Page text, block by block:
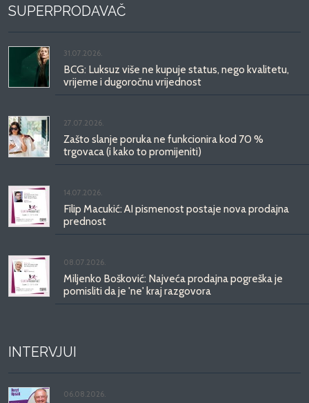
SUPERPRODAVAČ
31.07.2026.
BCG: Luksuz više ne kupuje status, nego kvalitetu,
vrijeme i dugoročnu vrijednost
27.07.2026.
Zašto slanje poruka ne funkcionira kod 70 %
trgovaca (i kako to promijeniti)
14.07.2026.
Filip Macukić: AI pismenost postaje nova prodajna
prednost
08.07.2026.
Miljenko Bošković: Najveća prodajna pogreška je
pomisliti da je 'ne' kraj razgovora
INTERVJUI
06.08.2026.